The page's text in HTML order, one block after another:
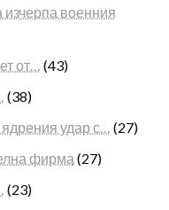
военния
от…
(43)
(38)
удар с…
(27)
фирма (27)
(23)